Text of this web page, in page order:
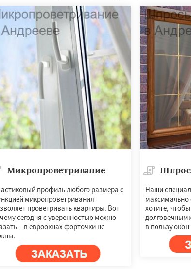
Микропроветривание
профиль любого размера с
микропроветривания
проветривать квартиры. Вот
сегодня с уверенностью можно
– в евроокнах форточки не
Наши
максимально
хотите,
в пользу